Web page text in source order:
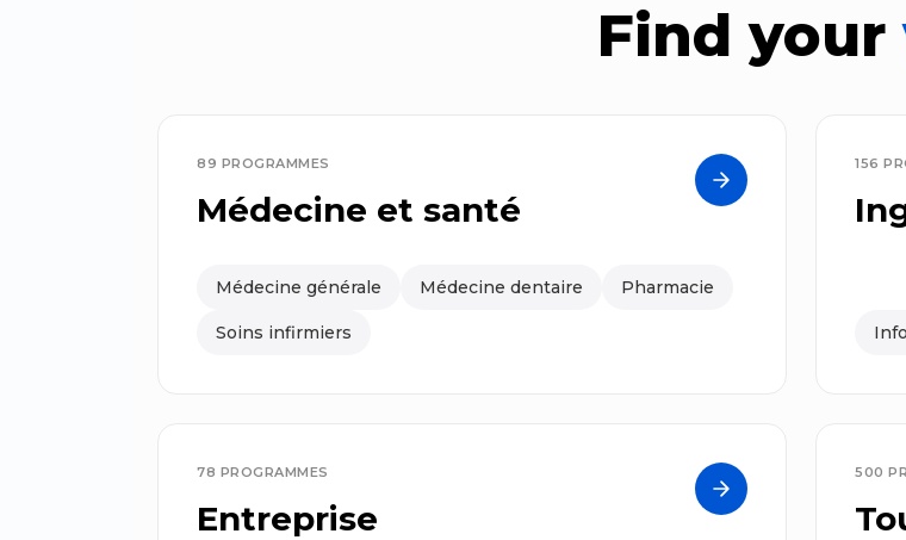
Find your
89 PROGRAMMES
Médecine et santé
Médecine générale Médecine dentaire Pharmacie
Soins infirmiers
156
78 PROGRAMMES
Entreprise
500